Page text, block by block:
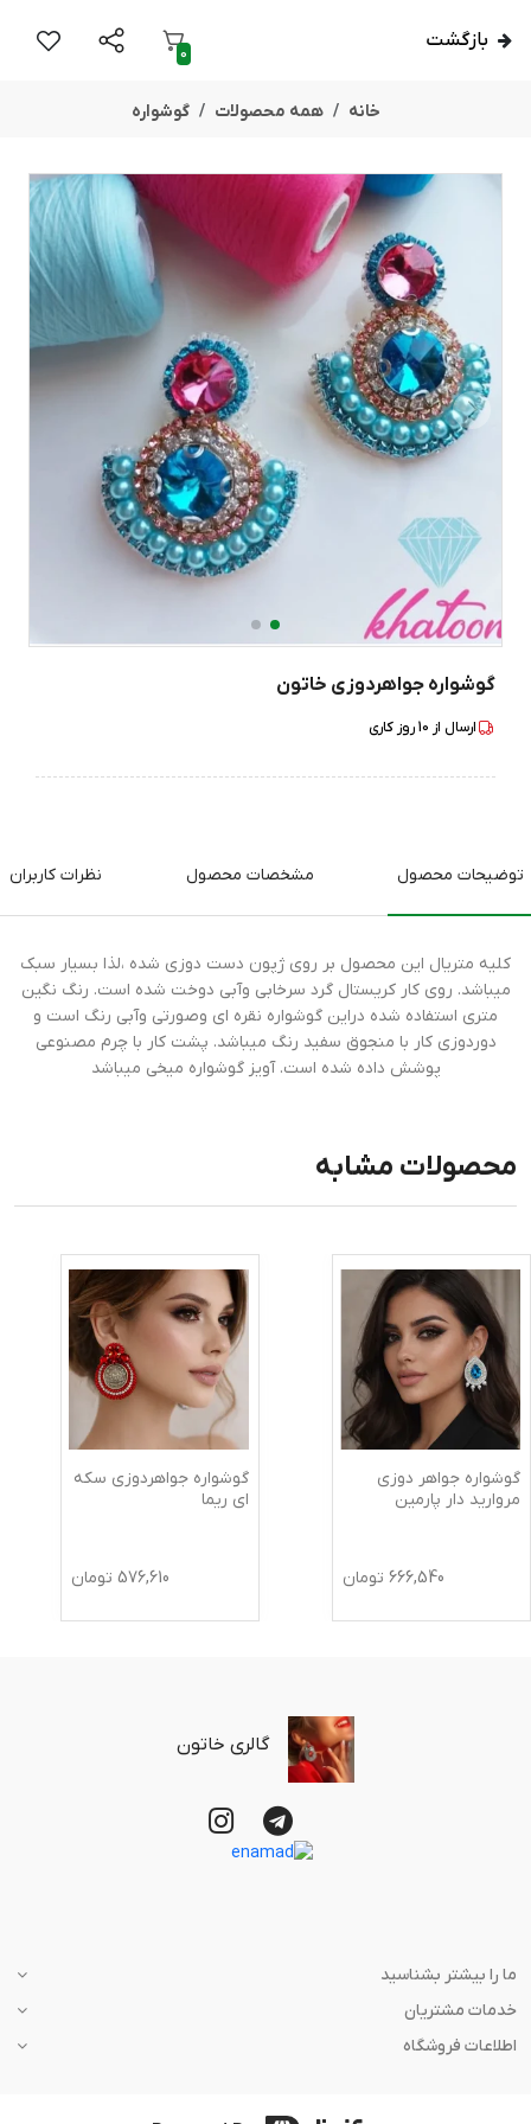
بازگشت
0
خانه همه محصولات گوشواره
گوشواره جواهردوزی خاتون
ارسال از 10روز کاری
توضیحات محصول مشخصات محصول نظرات کاربران
کلیه متریال این محصول بر روی ژپون دست دوزی شده ،لذا بسیار سبک
میباشد. روی کار کریستال گرد سرخابی وآبی دوخت شده است. رنگ نگین
متری استفاده شده دراین گوشواره نقره ای وصورتی وآبی رنگ است و
دوردوزی کار با منجوق سفید رنگ میباشد. پشت کار با چرم مصنوعی
پوشش داده شده است. آویز گوشواره میخی میباشد
محصولات مشابه
گوشواره جواهر دوزی
مروارید دار پارمین
666,540 تومان
گوشواره جواهردوزی سکه
ای ریما
576,610 تومان
گالری خاتون
ما را بیشتر بشناسید
خدمات مشتریان
اطلاعات فروشگاه